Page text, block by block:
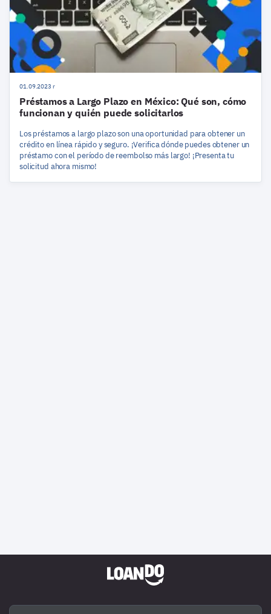
01.09.2023 r
Préstamos a Largo Plazo en México: Qué son, cómo
funcionan y quién puede solicitarlos
Los préstamos a largo plazo son una oportunidad para obtener un
crédito en línea rápido y seguro. ¡Verifica dónde puedes obtener un
préstamo con el período de reembolso más largo! ¡Presenta tu
solicitud ahora mismo!